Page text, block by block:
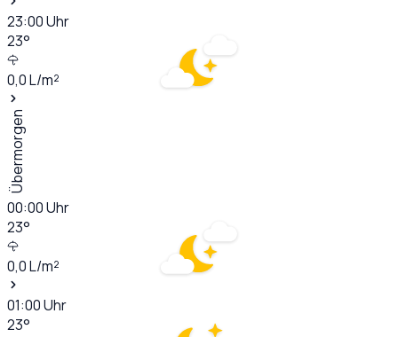
23:00Uhr
23°
0,0L/m²
Übermorgen
00:00Uhr
23°
0,0L/m²
01:00Uhr
23°